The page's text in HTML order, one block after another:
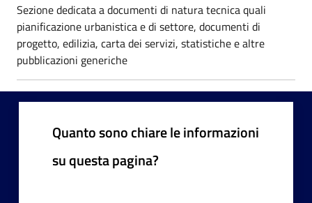
Sezione dedicata a documenti di natura tecnica quali
pianificazione urbanistica e di settore, documenti di
progetto, edilizia, carta dei servizi, statistiche e altre
pubblicazioni generiche
Quanto sono chiare le informazioni
su questa pagina?